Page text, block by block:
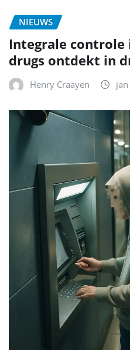
NIEUWS
Integrale controle
drugs ontdekt in
Henry Craayen